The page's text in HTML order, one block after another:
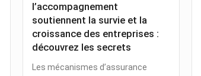
l’accompagnement
soutiennent la survie et la
croissance des entreprises :
découvrez les secrets
Les mécanismes d’assurance